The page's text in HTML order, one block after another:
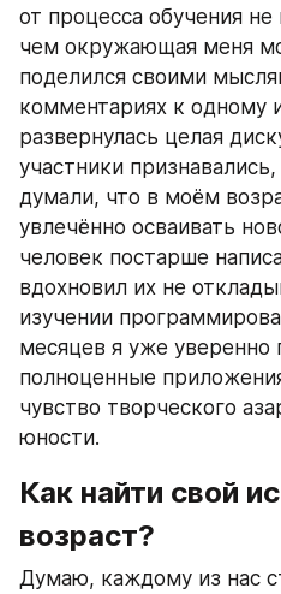
от процесса обучения
чем окружающая меня
поделился своими
комментариях к одному
развернулась целая
участники
думали, что в моём
увлечённо осваивать
человек постарше
вдохновил их не
изучении
месяцев я уже уверенно
полноценные
чувство творческого
юности.
Как найти свой
возраст?
Думаю, каждому из нас